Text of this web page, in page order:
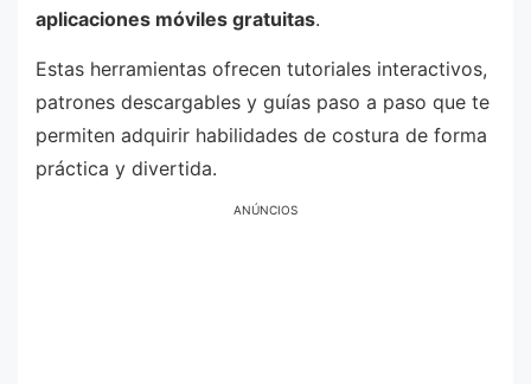
aplicaciones móviles gratuitas.
Estas herramientas ofrecen tutoriales interactivos,
patrones descargables y guías paso a paso que te
permiten adquirir habilidades de costura de forma
práctica y divertida.
ANÚNCIOS